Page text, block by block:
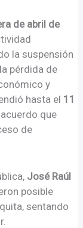
de abril de
la suspensión
pérdida de
y
hasta el 11
que
de
José Raúl
posible
sentando